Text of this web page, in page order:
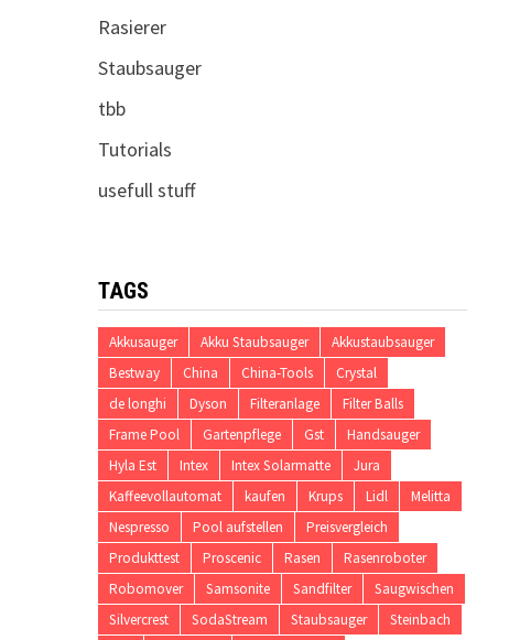
Rasierer
Staubsauger
tbb
Tutorials
usefull stuff
TAGS
Akkusauger Akku Staubsauger
Akkustaubsauger
Bestway
China China-Tools
Crystal
de longhi
Dyson Filteranlage
Filter Balls
Frame Pool
Gartenpflege Gst
Handsauger
Hyla Est
Intex Intex Solarmatte
Jura
Kaffeevollautomat
kaufen Krups Lidl
Melitta
Nespresso
Pool aufstellen
Preisvergleich
Produkttest
Proscenic Rasen
Rasenroboter
Robomover
Samsonite Sandfilter
Saugwischen
Silvercrest
SodaStream Staubsauger
Steinbach